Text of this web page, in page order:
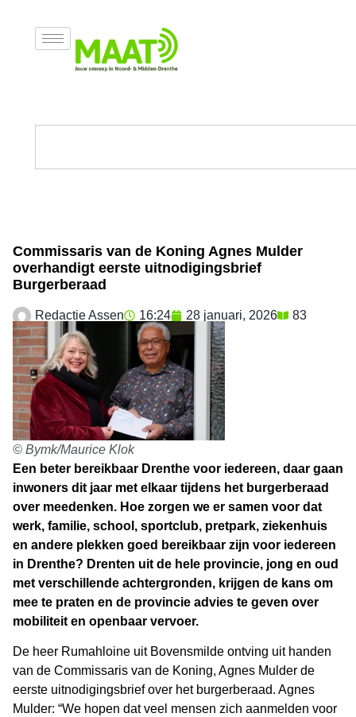
Commissaris van de Koning Agnes Mulder
overhandigt eerste uitnodigingsbrief
Burgerberaad
Redactie Assen 16:24 28 januari, 2026 83
© Bymk/Maurice Klok
Een beter bereikbaar Drenthe voor iedereen, daar gaan
inwoners dit jaar met elkaar tijdens het burgerberaad
over meedenken. Hoe zorgen we er samen voor dat
werk, familie, school, sportclub, pretpark, ziekenhuis
en andere plekken goed bereikbaar zijn voor iedereen
in Drenthe? Drenten uit de hele provincie, jong en oud
met verschillende achtergronden, krijgen de kans om
mee te praten en de provincie advies te geven over
mobiliteit en openbaar vervoer.
De heer Rumahloine uit Bovensmilde ontving uit handen
van de Commissaris van de Koning, Agnes Mulder de
eerste uitnodigingsbrief over het burgerberaad. Agnes
Mulder: “We hopen dat veel mensen zich aanmelden voor